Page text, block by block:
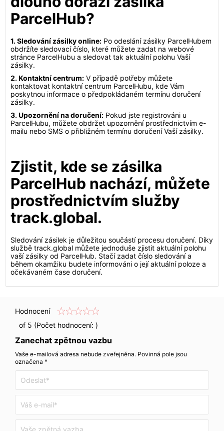
ParcelHub?
1. Sledování zásilky online: Po odeslání zásilky ParcelHubem
obdržíte sledovací číslo, které můžete zadat na webové
stránce ParcelHubu a sledovat tak aktuální polohu Vaší
zásilky.
2. Kontaktní centrum: V případě potřeby můžete
kontaktovat kontaktní centrum ParcelHubu, kde Vám
poskytnou informace o předpokládaném termínu doručení
zásilky.
3. Upozornění na doručení: Pokud jste registrováni u
ParcelHubu, můžete obdržet upozornění prostřednictvím e-
mailu nebo SMS o přibližném termínu doručení Vaší zásilky.
Zjistit, kde se zásilka
ParcelHub nachází, můžete
prostřednictvím služby
track.global.
Sledování zásilek je důležitou součástí procesu doručení. Díky
službě track.global můžete jednoduše zjistit aktuální polohu
vaší zásilky od ParcelHub. Stačí zadat číslo sledování a
během okamžiku budete informováni o její aktuální poloze a
očekávaném čase doručení.
Hodnocení
of 5 (Počet hodnocení: )
Zanechat zpětnou vazbu
Vaše e-mailová adresa nebude zveřejněna. Povinná pole jsou
označena *